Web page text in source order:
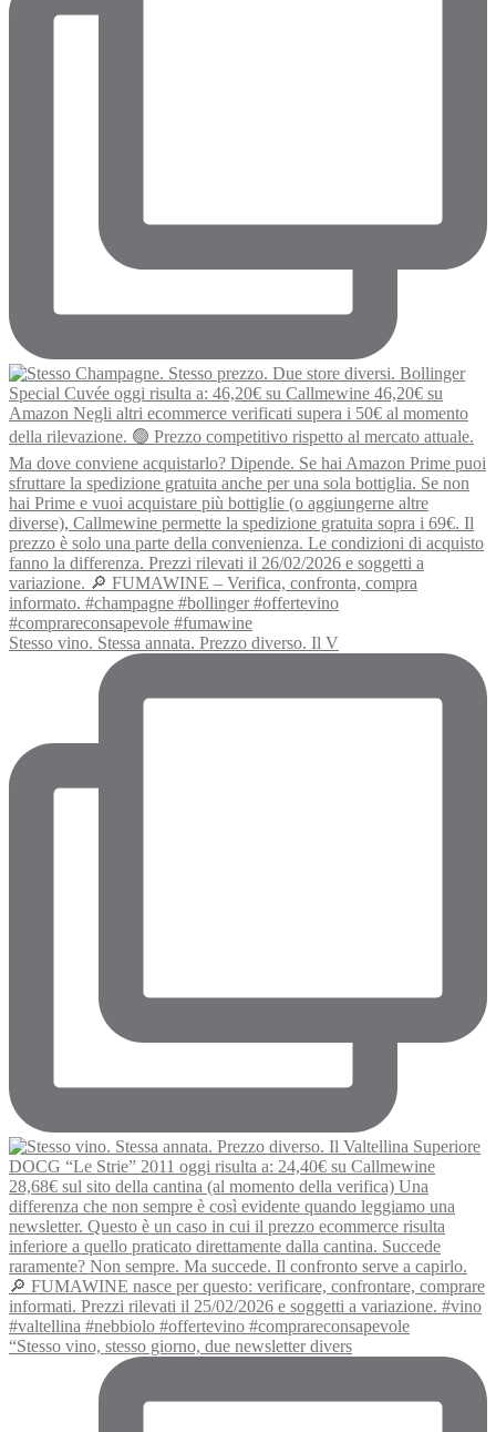
Stesso vino. Stessa annata. Prezzo diverso. Il V
“Stesso vino, stesso giorno, due newsletter divers